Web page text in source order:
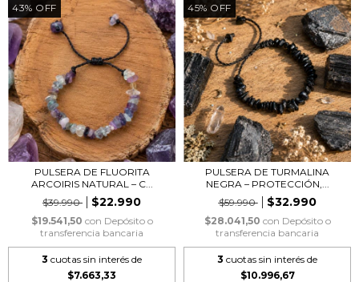
43% OFF
PULSERA DE FLUORITA
ARCOIRIS NATURAL – C...
$39.990
$22.990
$19.541,50 con Depósito o
transferencia bancaria
3 cuotas sin interés de
$7.663,33
45% OFF
PULSERA DE TURMALINA
NEGRA – PROTECCIÓN,...
$59.990
$32.990
$28.041,50 con Depósito o
transferencia bancaria
3 cuotas sin interés de
$10.996,67